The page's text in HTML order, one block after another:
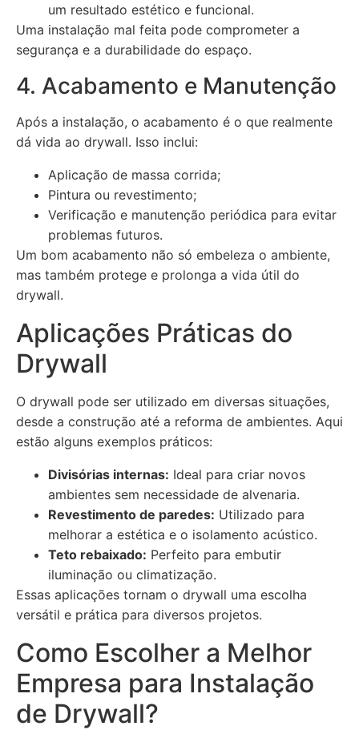
um resultado estético e funcional.
Uma instalação mal feita pode comprometer a
segurança e a durabilidade do espaço.
4. Acabamento e Manutenção
Após a instalação, o acabamento é o que realmente
dá vida ao drywall. Isso inclui:
Aplicação de massa corrida;
Pintura ou revestimento;
Verificação e manutenção periódica para evitar
problemas futuros.
Um bom acabamento não só embeleza o ambiente,
mas também protege e prolonga a vida útil do
drywall.
Aplicações Práticas do
Drywall
O drywall pode ser utilizado em diversas situações,
desde a construção até a reforma de ambientes. Aqui
estão alguns exemplos práticos:
Divisórias internas: Ideal para criar novos
ambientes sem necessidade de alvenaria.
Revestimento de paredes: Utilizado para
melhorar a estética e o isolamento acústico.
Teto rebaixado: Perfeito para embutir
iluminação ou climatização.
Essas aplicações tornam o drywall uma escolha
versátil e prática para diversos projetos.
Como Escolher a Melhor
Empresa para Instalação
de Drywall?